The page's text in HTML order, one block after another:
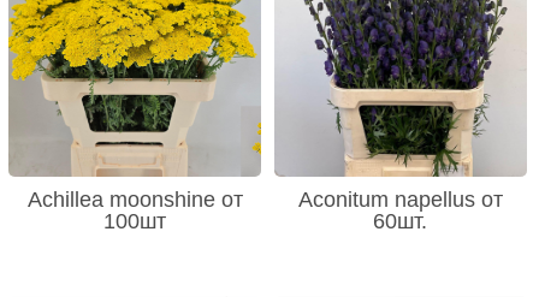
Achillea moonshine от
100шт
Aconitum napellus от
60шт.